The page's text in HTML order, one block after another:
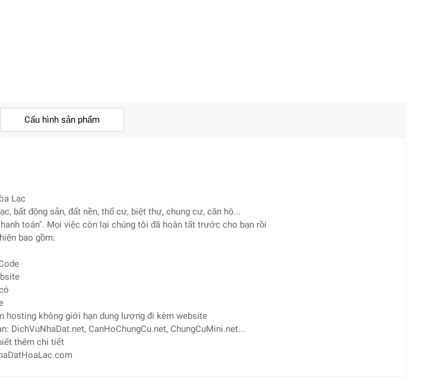
Cấu hình sản phẩm
Lạc
bất động sản, đất nền, thổ cư, biệt thự, chung cư, căn hộ...
toán". Mọi việc còn lại chúng tôi đã hoàn tất trước cho bạn rồi
bao gồm:
hosting không giới hạn dung lượng đi kèm website
DichVuNhaDat.net, CanHoChungCu.net, ChungCuMini.net...
thêm chi tiết